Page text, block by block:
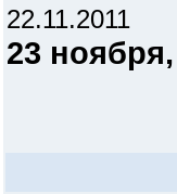
22.11.2011
23